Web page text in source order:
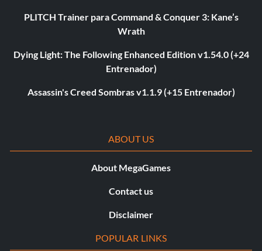
PLITCH Trainer para Command & Conquer 3: Kane’s
Wrath
Dying Light: The Following Enhanced Edition v1.54.0 (+24
Entrenador)
Assassin's Creed Sombras v1.1.9 (+15 Entrenador)
ABOUT US
About MegaGames
Contact us
Disclaimer
POPULAR LINKS